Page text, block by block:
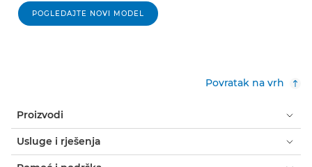
POGLEDAJTE NOVI MODEL
Povratak na vrh
Proizvodi
Usluge i rješenja